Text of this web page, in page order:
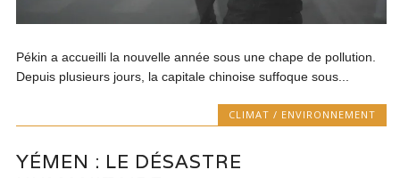
Pékin a accueilli la nouvelle année sous une chape de pollution.
Depuis plusieurs jours, la capitale chinoise suffoque sous...
CLIMAT / ENVIRONNEMENT
YÉMEN : LE DÉSASTRE